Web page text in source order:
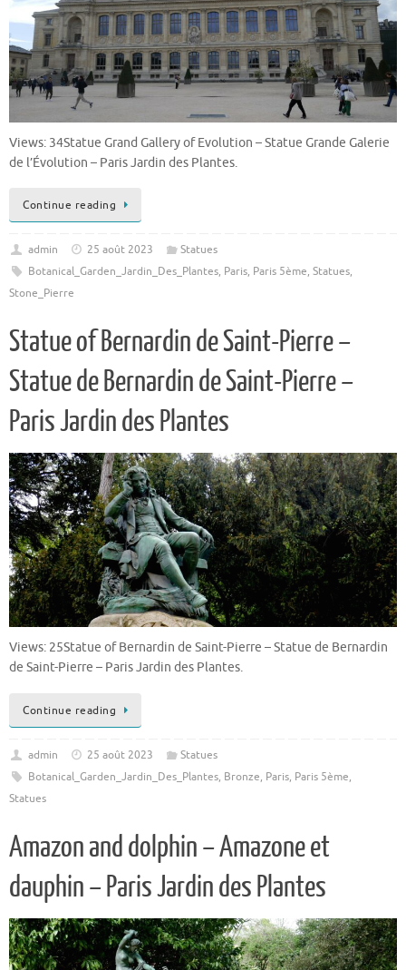
Views: 34Statue Grand Gallery of Evolution – Statue Grande Galerie
de l’Évolution – Paris Jardin des Plantes.
Continue reading
admin 25 août 2023
Statues
Botanical_Garden_Jardin_Des_Plantes, Paris, Paris 5ème, Statues,
Stone_Pierre
Statue of Bernardin de Saint-Pierre –
Statue de Bernardin de Saint-Pierre –
Paris Jardin des Plantes
Views: 25Statue of Bernardin de Saint-Pierre – Statue de Bernardin
de Saint-Pierre – Paris Jardin des Plantes.
Continue reading
admin 25 août 2023
Statues
Botanical_Garden_Jardin_Des_Plantes, Bronze, Paris, Paris 5ème,
Statues
Amazon and dolphin – Amazone et
dauphin – Paris Jardin des Plantes